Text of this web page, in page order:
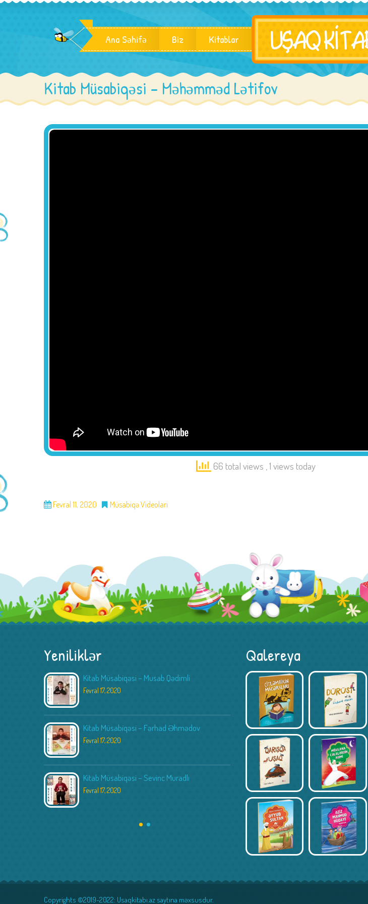
Ana Səhifə Biz Kitablar
Kitab Müsabiqəsi – Məhəmməd Lətifov
66 total views , 1 views today
Fevral 11, 2020 Müsabiqə Videoları
Yeniliklər
Kitab Müsabiqəsi – Musab Qədimli
Fevral 17, 2020
Kitab Müsabiqəsi – Fərhad Əhmədov
Fevral 17, 2020
Kitab Müsabiqəsi – Sevinc Muradlı
Fevral 17, 2020
Kitab Müsabiqəsi – Xədicə
Fevral 17, 2020
Kitab Müsabiqəsi – Əli
Fevral 17, 2020
Kitab Müsabiqəsi –
Fevral 17, 2020
Qalereya
Copyrights ©2019-2022: Usaqkitabı.az saytına məxsusdur.